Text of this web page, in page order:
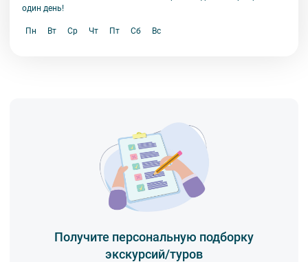
один день!
Пн Вт Ср Чт Пт Сб Вс
Получите персональную подборку
экскурсий/туров